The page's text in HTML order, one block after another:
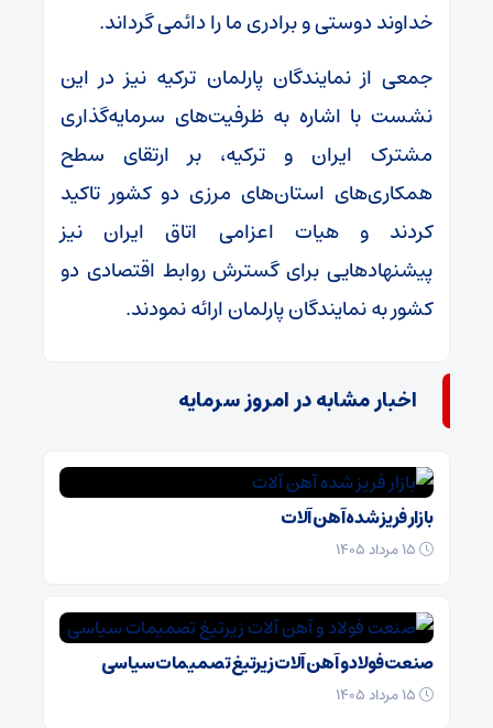
خداوند دوستی و برادری ما را دائمی گرداند.
جمعی از نمایندگان پارلمان ترکیه نیز در این
نشست با اشاره به ظرفیت‌های سرمایه‌گذاری
مشترک ایران و ترکیه، بر ارتقای سطح
همکاری‌های استان‌های مرزی دو کشور تاکید
کردند و هیات اعزامی اتاق ایران نیز
پیشنهاد‌هایی برای گسترش روابط اقتصادی دو
کشور به نمایندگان پارلمان ارائه نمودند.
اخبار مشابه در امروز سرمایه
بازار فریز شده آهن آلات
صنعت فولاد و آهن آلات زیر‌تیغ تصمیمات سیاسی